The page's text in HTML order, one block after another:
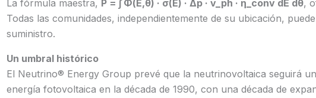
La fórmula maestra, P = ∫ Φ(E,θ) · σ(E) · Δp · v_ph · η_conv dE dθ,
Todas las comunidades, independientemente de su ubicación,
suministro.
Un umbral histórico
El Neutrino® Energy Group prevé que la neutrinovoltaica seguirá
energía fotovoltaica en la década de 1990, con una década de